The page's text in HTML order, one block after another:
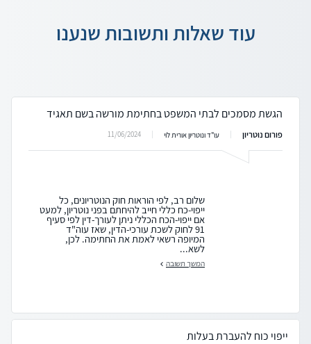
עוד שאלות ותשובות שנענו
הגשת מסמכים לבתי המשפט בחתימת מורשה בשם תאגיד
פורום נוטריון עו"ד ונוטריון אורית לוי 11/06/2024
שלום רב, לפי הוראות חוק הנוטריונים, כל
ייפוי-כח כללי חייב להיחתם בפני נוטריון, למעט
אם ייפוי-הכח הכללי ניתן לעורך-דין לפי סעיף
91 לחוק לשכת עורכי-הדין, שאז עוה"ד
המיופה רשאי לאמת את החתימה. לכן,
לשא...
המשך תשובה
ייפוי כוח להעברת בעלות